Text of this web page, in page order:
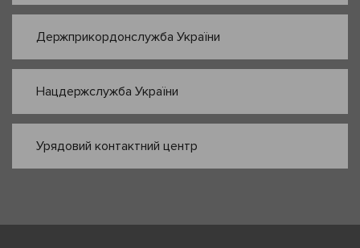
Держприкордонслужба України
Нацдержслужба України
Урядовий контактний центр